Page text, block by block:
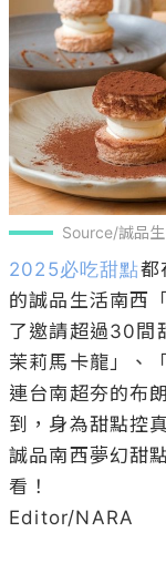
Source/誠品
2025必吃甜點都
的誠品生活南西
了邀請超過30間
茉莉馬卡龍」、
連台南超夯的布
到，身為甜點控
誠品南西夢幻甜
看！
Editor/NARA